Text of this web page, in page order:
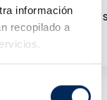
información
recopilado a
De